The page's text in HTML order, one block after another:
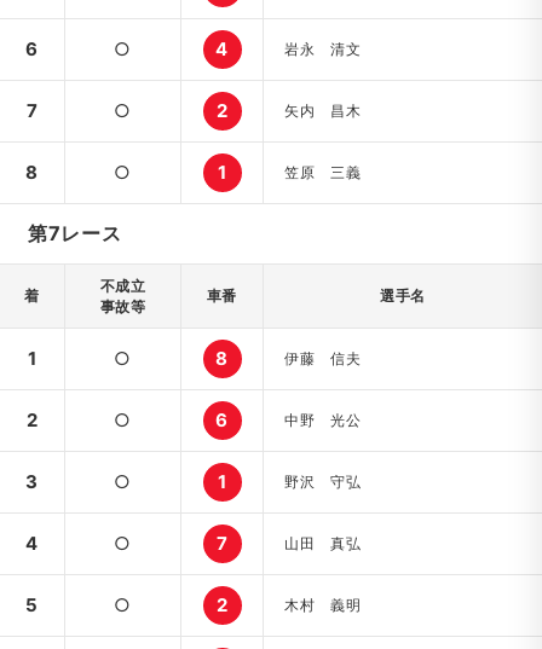
6 ○ 4 岩永 清文
7 ○ 2 矢内 昌木
8 ○ 1 笠原 三義
第7レース
着
不成立
事故等
車番 選手名
1 ○ 8 伊藤 信夫
2 ○ 6 中野 光公
3 ○ 1 野沢 守弘
4 ○ 7 山田 真弘
5 ○ 2 木村 義明